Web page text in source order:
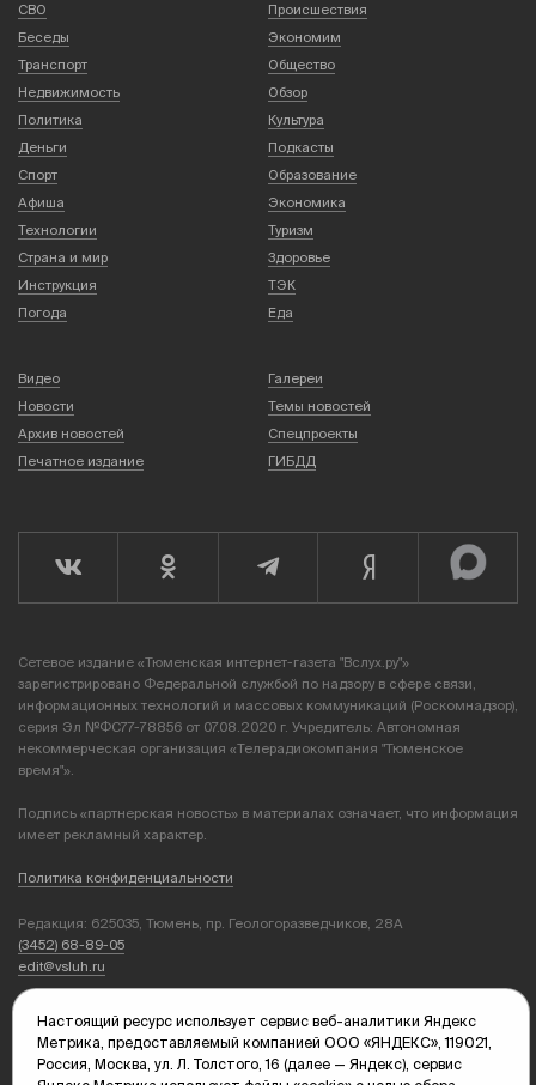
СВО
Происшествия
Беседы
Экономим
Транспорт
Общество
Недвижимость
Обзор
Политика
Культура
Деньги
Подкасты
Спорт
Образование
Афиша
Экономика
Технологии
Туризм
Страна и мир
Здоровье
Инструкция
ТЭК
Погода
Еда
Видео
Галереи
Новости
Темы новостей
Архив новостей
Спецпроекты
Печатное издание
ГИБДД
Сетевое издание «Тюменская интернет-газета "Вслух.ру"»
зарегистрировано Федеральной службой по надзору в сфере связи,
информационных технологий и массовых коммуникаций (Роскомнадзор),
серия Эл №ФС77-78856 от 07.08.2020 г. Учредитель: Автономная
некоммерческая организация «Телерадиокомпания "Тюменское
время"».
Подпись «партнерская новость» в материалах означает, что информация
имеет рекламный характер.
Политика конфиденциальности
Редакция: 625035, Тюмень, пр. Геологоразведчиков, 28А
(3452) 68-89-05
edit@vsluh.ru
kika@vsluh.ru
По вопросам рекламы:
Настоящий ресурс использует сервис веб-аналитики Яндекс
Метрика, предоставляемый компанией ООО «ЯНДЕКС», 119021,
Россия, Москва, ул. Л. Толстого, 16 (далее — Яндекс), сервис